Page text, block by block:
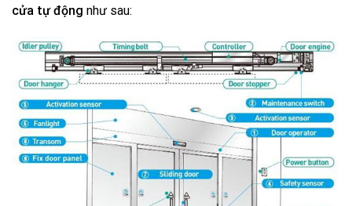
cửa tự động như sau: